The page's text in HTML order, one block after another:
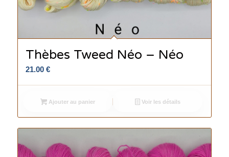
Thèbes Tweed Néo – Néo
21.00 €
Ajouter au panier Voir les détails